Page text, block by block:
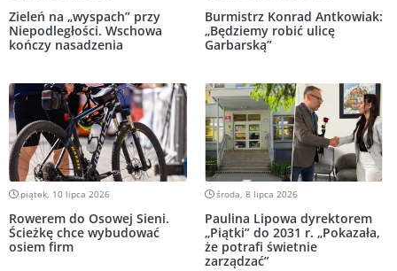
Zieleń na „wyspach” przy
Niepodległości. Wschowa
kończy nasadzenia
Burmistrz Konrad Antkowiak:
„Będziemy robić ulicę
Garbarską”
piątek, 10 lipca 2026
Rowerem do Osowej Sieni.
Ścieżkę chce wybudować
osiem firm
środa, 8 lipca 2026
Paulina Lipowa dyrektorem
„Piątki” do 2031 r. „Pokazała,
że potrafi świetnie
zarządzać”